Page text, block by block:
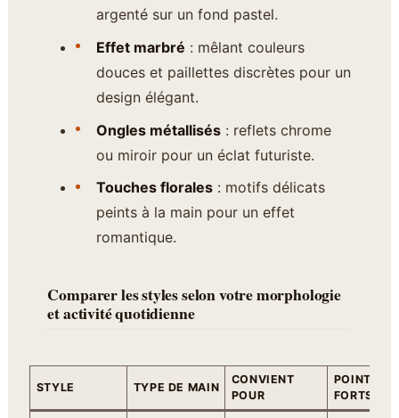
argenté sur un fond pastel.
Effet marbré : mêlant couleurs
douces et paillettes discrètes pour un
design élégant.
Ongles métallisés: reflets chrome
ou miroir pour un éclat futuriste.
Touches florales: motifs délicats
peints à la main pour un effet
romantique.
Comparer les styles selon votre morphologie
et activité quotidienne
STYLE TYPE DE MAIN
CONVIENT
POUR
POINTS
FORTS